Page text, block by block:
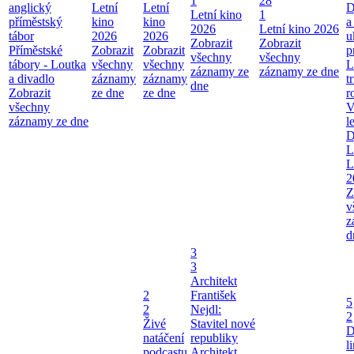
anglický
příměstský
tábor
Příměstské
tábory - Loutka
a divadlo
Zobrazit
všechny
záznamy ze dne
Letní
kino
2026
Zobrazit
všechny
záznamy
ze dne
Letní
kino
2026
Zobrazit
všechny
záznamy
ze dne
Letní kino
2026
Zobrazit
všechny
záznamy ze
dne
1
Letní kino 2026
Zobrazit
všechny
záznamy ze dne
2
2
Živé
natáčení
3
3
Architekt
František
Nejdl:
Stavitel nové
republiky
5
2